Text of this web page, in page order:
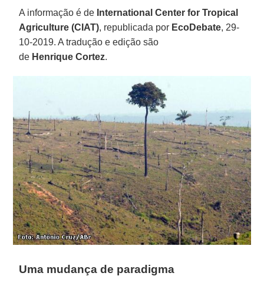
A informação é de International Center for Tropical
Agriculture (CIAT), republicada por EcoDebate, 29-
10-2019. A tradução e edição são
de Henrique Cortez.
Uma mudança de paradigma